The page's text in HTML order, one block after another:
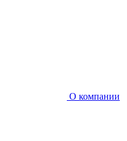
О компании